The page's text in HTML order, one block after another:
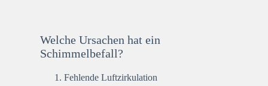
Welche Ursachen hat ein
Schimmelbefall?
Fehlende Luftzirkulation